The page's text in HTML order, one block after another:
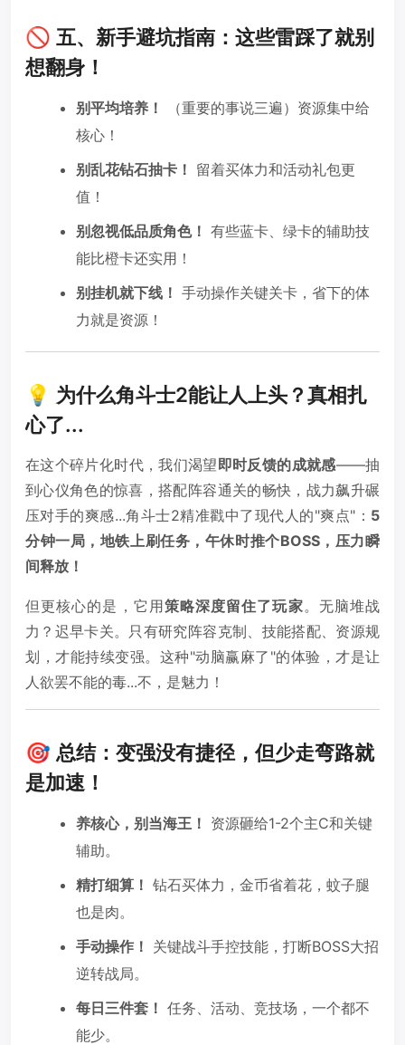
🚫 五、新手避坑指南：这些雷踩了就别
想翻身！
别平均培养！
（重要的事说三遍）资源集中给
核心！
别乱花钻石抽卡！ 留着买体力和活动礼包更
值！
别忽视低品质角色！ 有些蓝卡、绿卡的辅助技
能比橙卡还实用！
别挂机就下线！ 手动操作关键关卡，省下的体
力就是资源！
💡 为什么角斗士2能让人上头？真相扎
心了...
在这个碎片化时代，我们渴望即时反馈的成就感——抽
到心仪角色的惊喜，搭配阵容通关的畅快，战力飙升碾
压对手的爽感...角斗士2精准戳中了现代人的"爽点"： 5
分钟一局，地铁上刷任务，午休时推个BOSS，压力瞬
间释放！
但更核心的是，它用策略深度留住了玩家。无脑堆战
力？迟早卡关。只有研究阵容克制、技能搭配、资源规
划，才能持续变强。这种"动脑赢麻了"的体验，才是让
人欲罢不能的毒...不，是魅力！
🎯 总结：变强没有捷径，但少走弯路就
是加速！
养核心，别当海王！ 资源砸给1-2个主C和关键
辅助。
精打细算！ 钻石买体力，金币省着花，蚊子腿
也是肉。
手动操作！ 关键战斗手控技能，打断BOSS大招
逆转战局。
每日三件套！ 任务、活动、竞技场，一个都不
能少。